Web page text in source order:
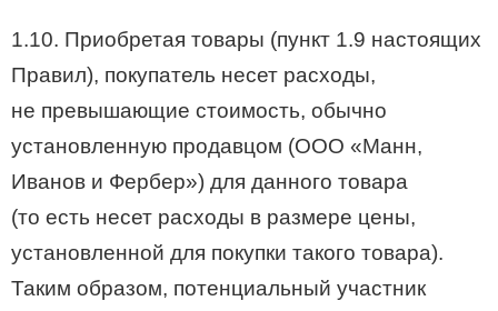
1.10. Приобретая товары (пункт 1.9 настоящих
Правил), покупатель несет расходы,
не превышающие стоимость, обычно
установленную продавцом (ООО «Манн,
Иванов и Фербер») для данного товара
(то есть несет расходы в размере цены,
установленной для покупки такого товара).
Таким образом, потенциальный участник